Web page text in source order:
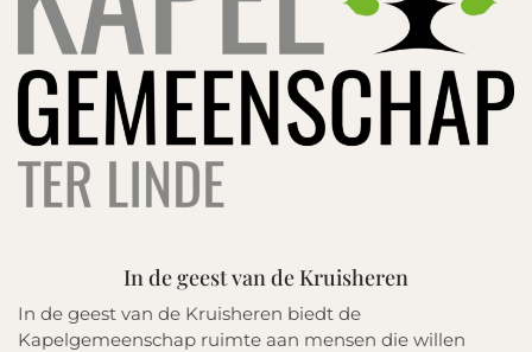
In de geest van de Kruisheren
In de geest van de Kruisheren biedt de
Kapelgemeenschap ruimte aan mensen die willen